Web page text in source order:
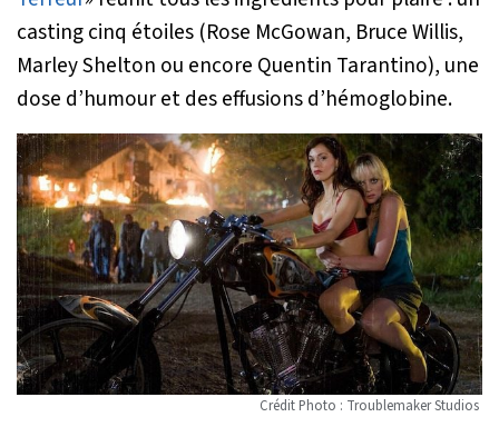
casting cinq étoiles (Rose McGowan, Bruce Willis,
Marley Shelton ou encore Quentin Tarantino), une
dose d’humour et des effusions d’hémoglobine.
Crédit Photo : Troublemaker Studios